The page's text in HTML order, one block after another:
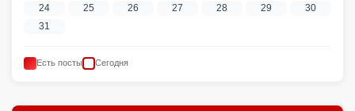
24
25 26 27 28 29
30
31
Есть посты Сегодня